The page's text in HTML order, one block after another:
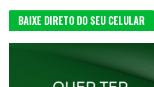
BAIXE DIRETO DO SEU CELULAR